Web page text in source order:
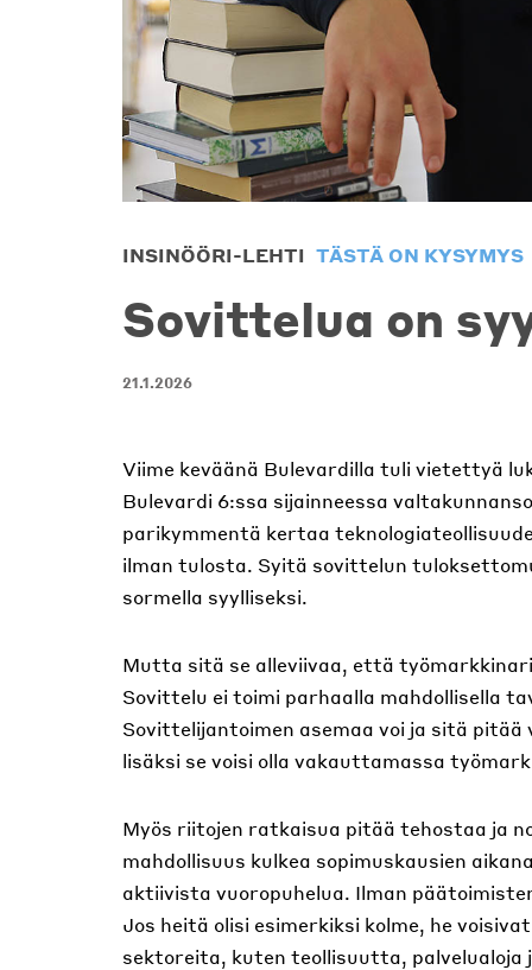
INSINÖÖRI-LEHTI TÄSTÄ ON KYSYMYS
Sovittelua on
21.1.2026
Viime keväänä Bulevardilla tuli vietettyä
Bulevardi 6:ssa sijainneessa
parikymmentä kertaa
ilman tulosta. Syitä sovittelun
sormella syylliseksi.
Mutta sitä se alleviivaa, että
Sovittelu ei toimi parhaalla mahdollisella
Sovittelijantoimen asemaa voi ja sitä
lisäksi se voisi olla vakauttamassa
Myös riitojen ratkaisua pitää tehostaa ja
mahdollisuus kulkea sopimuskausien
aktiivista vuoropuhelua. Ilman
Jos heitä olisi esimerkiksi kolme, he
sektoreita, kuten teollisuutta, palvelualoja